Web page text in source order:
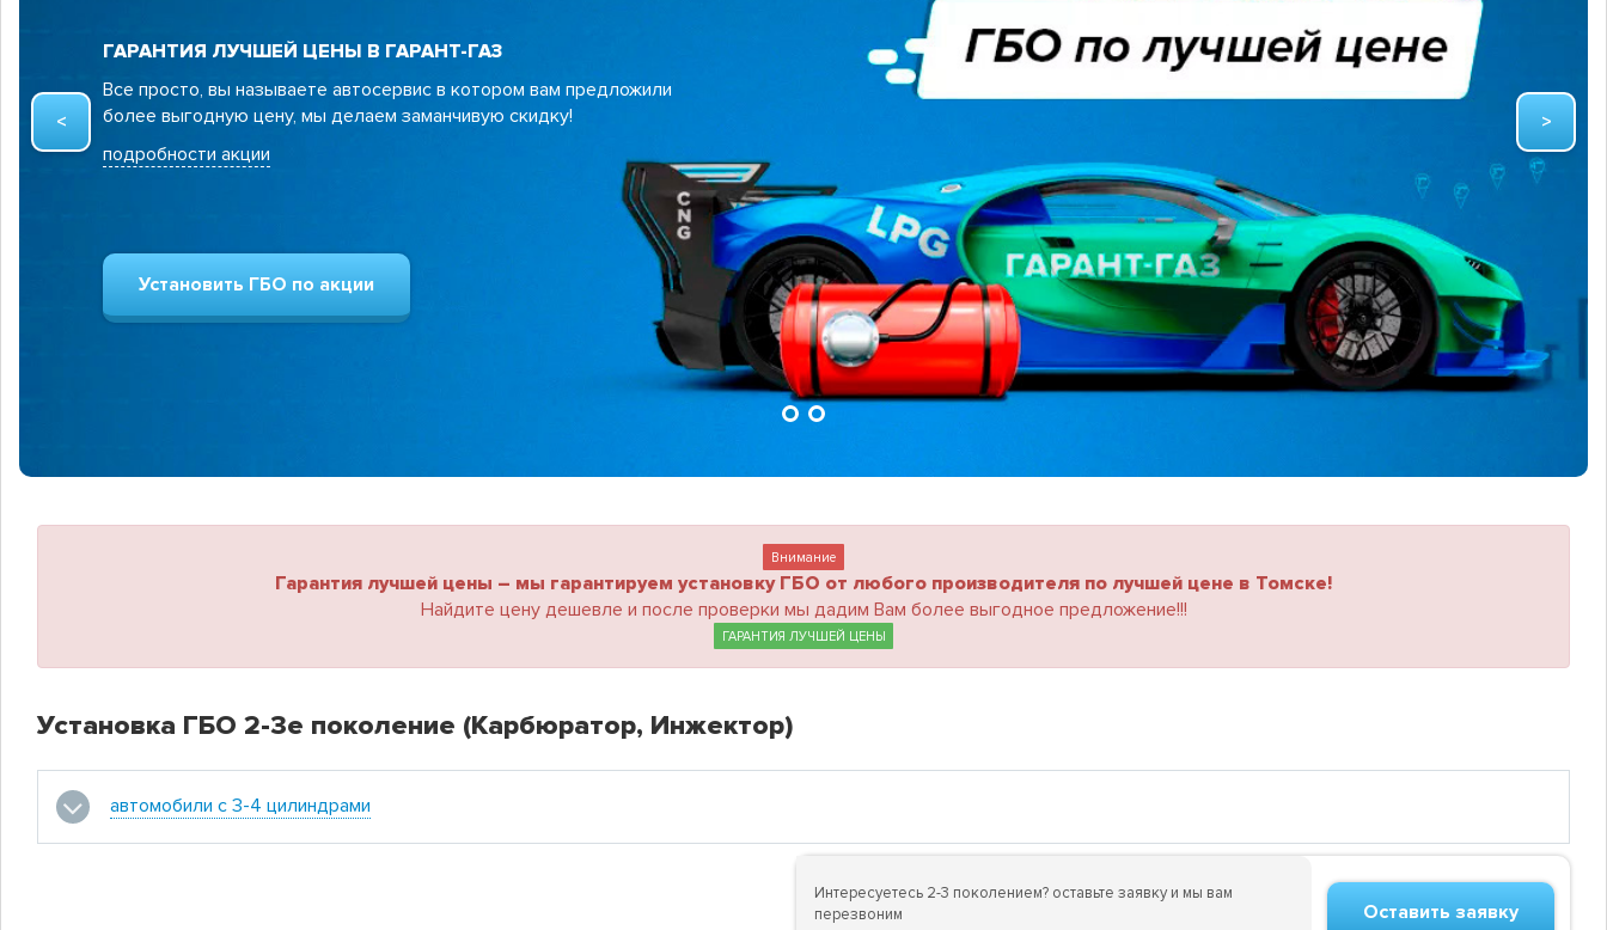
ГАРАНТИЯ ЛУЧШЕЙ ЦЕНЫ В ГАРАНТ-ГАЗ
Все просто, вы называете автосервис в котором вам предложили
более выгодную цену, мы делаем заманчивую скидку!
подробности акции
Установить ГБО по акции
Внимание
Гарантия лучшей цены – мы гарантируем установку ГБО от любого производителя по лучшей цене в Томске!
Найдите цену дешевле и после проверки мы дадим Вам более выгодное предложение!!!
ГАРАНТИЯ ЛУЧШЕЙ ЦЕНЫ
Установка ГБО 2-3е поколение (Карбюратор, Инжектор)
автомобили с 3-4 цилиндрами
Интересуетесь 2-3 поколением? оставьте заявку и мы вам
перезвоним
Оставить заявку